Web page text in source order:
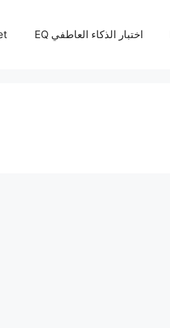
اختبار الذكاء العاطفي EQ